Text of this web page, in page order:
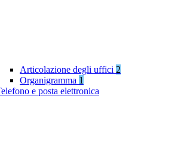
Articolazione degli uffici 2
Organigramma 1
e posta elettronica